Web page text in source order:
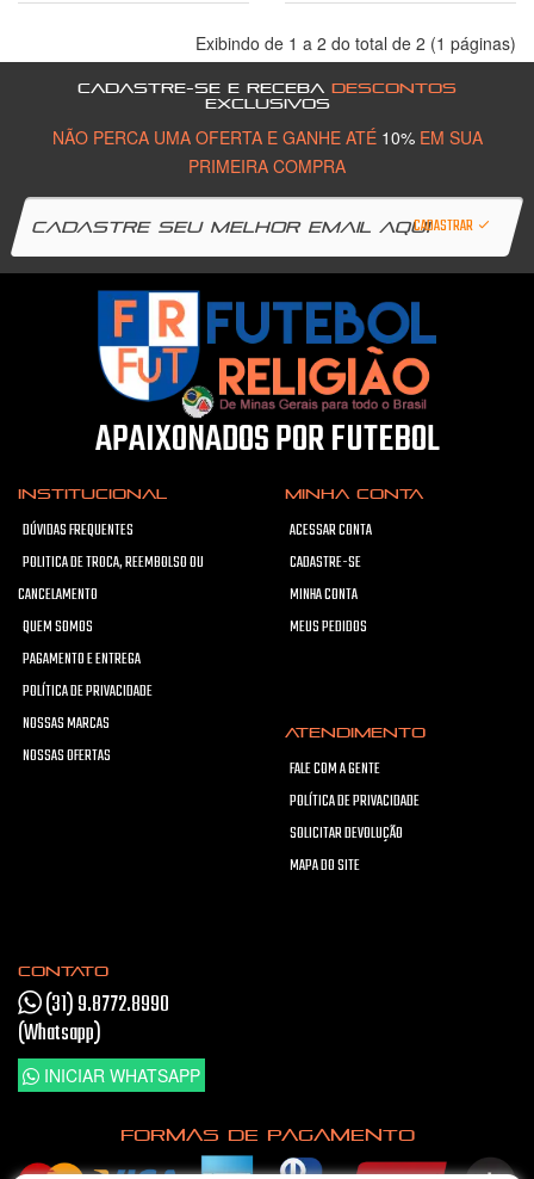
Exibindo de 1 a 2 do total de 2 (1 páginas)
CADASTRE-SE E RECEBA DESCONTOS
EXCLUSIVOS
NÃO PERCA UMA OFERTA E GANHE ATÉ 10%EM SUA
PRIMEIRA COMPRA
CADASTRAR
APAIXONADOS POR FUTEBOL
INSTITUCIONAL
DÚVIDAS FREQUENTES
POLITICA DE TROCA, REEMBOLSO OU
CANCELAMENTO
QUEM SOMOS
PAGAMENTO E ENTREGA
POLÍTICA DE PRIVACIDADE
NOSSAS MARCAS
NOSSAS OFERTAS
MINHA CONTA
ACESSAR CONTA
CADASTRE-SE
MINHA CONTA
MEUS PEDIDOS
ATENDIMENTO
FALE COM A GENTE
POLÍTICA DE PRIVACIDADE
SOLICITAR DEVOLUÇÃO
MAPA DO SITE
CONTATO
(31) 9.8772.8990
(Whatsapp)
INICIAR WHATSAPP
FORMAS DE PAGAMENTO